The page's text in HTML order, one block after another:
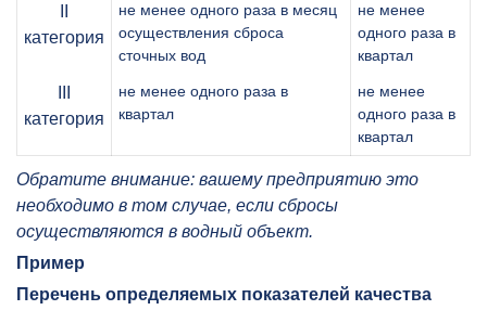
категория
не менее одного раза в месяц
осуществления сброса
сточных вод
не менее
одного раза в
квартал
категория
не менее одного раза в
квартал
не менее
одного раза в
квартал
Обратите внимание: вашему предприятию это
необходимо в том случае, если сбросы
осуществляются в водный объект.
Пример
Перечень определяемых показателей качества